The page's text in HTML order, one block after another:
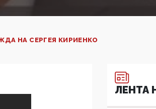
НА СЕРГЕЯ КИРИЕНКО
ЛЕНТА